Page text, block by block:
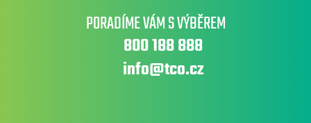
PORADÍME VÁM S VÝBĚREM
800 188 888
info@tco.cz